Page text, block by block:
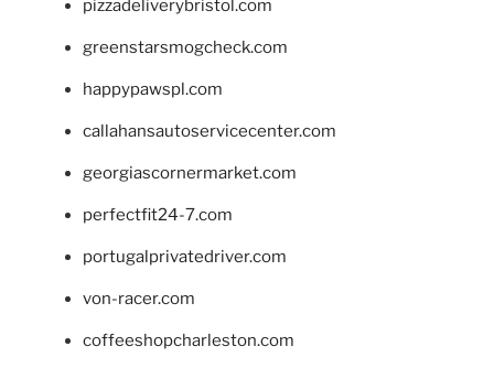
pizzadeliverybristol.com
greenstarsmogcheck.com
happypawspl.com
callahansautoservicecenter.com
georgiascornermarket.com
perfectfit24-7.com
portugalprivatedriver.com
von-racer.com
coffeeshopcharleston.com